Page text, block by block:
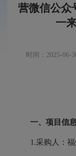
营微信公众
一
时间：2025-06-
一、项目信息
1.采购人：福